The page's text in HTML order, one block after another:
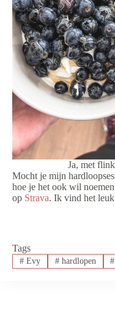
Ja, met
Mocht je mijn
hoe je het ook wil
op Strava. Ik vind het
Tags
#Evy #hardlopen #